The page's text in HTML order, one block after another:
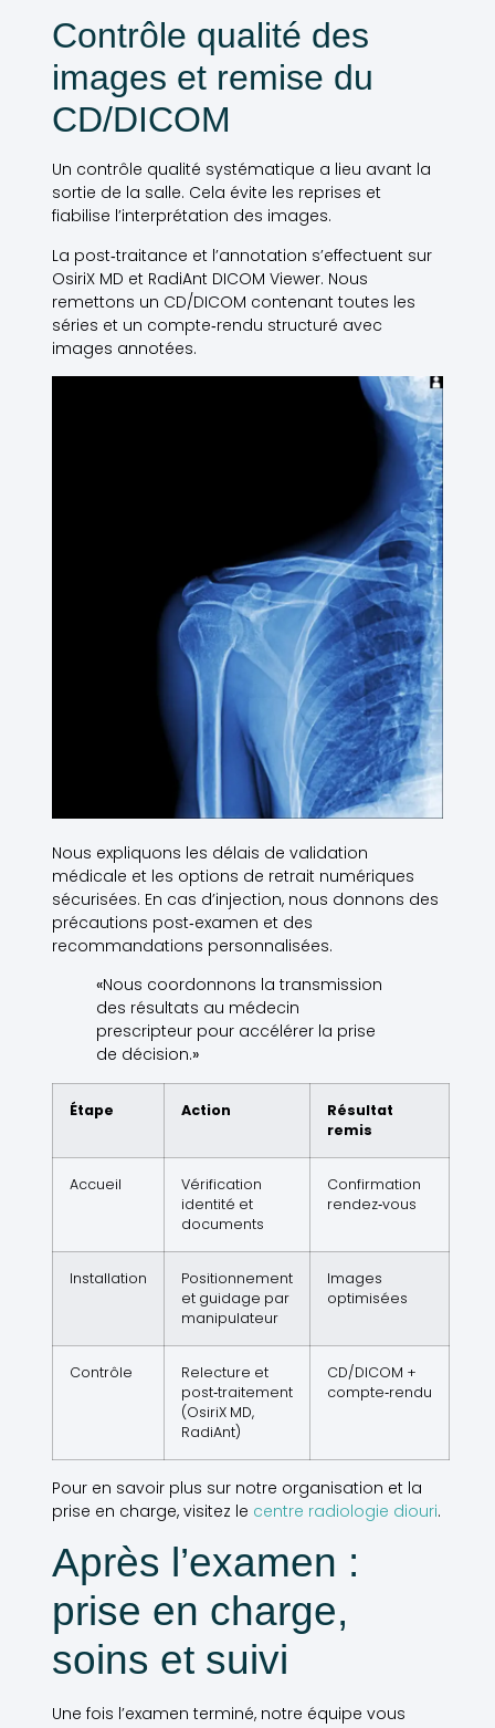
Contrôle qualité des
images et remise du
CD/DICOM
Un contrôle qualité systématique a lieu avant la
sortie de la salle. Cela évite les reprises et
fiabilise l’interprétation des images.
La post‑traitance et l’annotation s’effectuent sur
OsiriX MD et RadiAnt DICOM Viewer. Nous
remettons un CD/DICOM contenant toutes les
séries et un compte‑rendu structuré avec
images annotées.
Nous expliquons les délais de validation
médicale et les options de retrait numériques
sécurisées. En cas d’injection, nous donnons des
précautions post‑examen et des
recommandations personnalisées.
«Nous coordonnons la transmission
des résultats au médecin
prescripteur pour accélérer la prise
de décision.»
Étape Action
Résultat
remis
Accueil
Vérification
identité et
documents
Confirmation
rendez‑vous
Installation
Positionnement
et guidage par
manipulateur
Images
optimisées
Contrôle
Relecture et
post‑traitement
(OsiriX MD,
RadiAnt)
CD/DICOM +
compte‑rendu
Pour en savoir plus sur notre organisation et la
prise en charge, visitez le centre radiologie diouri.
Après l’examen :
prise en charge,
soins et suivi
Une fois l’examen terminé, notre équipe vous